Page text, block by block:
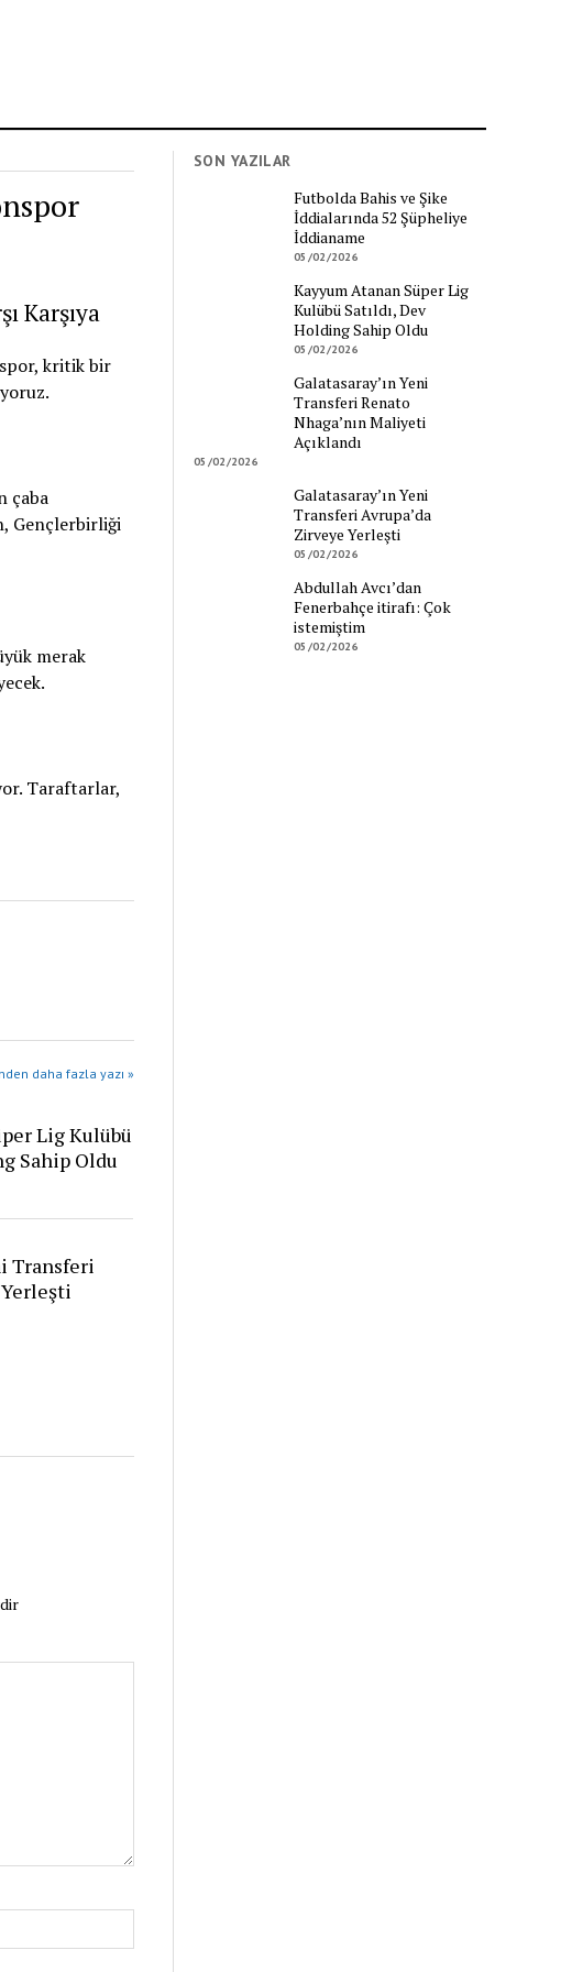
Karşıya
kritik bir
çaba
Gençlerbirliği
merak
Taraftarlar,
daha fazla yazı »
Lig Kulübü
Sahip Oldu
Transferi
SON YAZILAR
Futbolda Bahis ve Şike
İddialarında 52 Şüpheliye
İddianame
05/02/2026
Kayyum Atanan Süper Lig
Kulübü Satıldı, Dev
Holding Sahip Oldu
05/02/2026
Galatasaray’ın Yeni
Transferi Renato
Nhaga’nın Maliyeti
Açıklandı
05/02/2026
Galatasaray’ın Yeni
Transferi Avrupa’da
Zirveye Yerleşti
05/02/2026
Abdullah Avcı’dan
Fenerbahçe itirafı: Çok
istemiştim
05/02/2026